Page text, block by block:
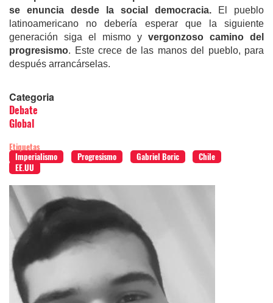
se enuncia desde la social democracia. El pueblo
latinoamericano no debería esperar que la siguiente
generación siga el mismo y vergonzoso camino del
progresismo. Este crece de las manos del pueblo, para
después arrancárselas.
Categoria
Debate
Global
Etiquetas
Imperialismo
Progresismo Gabriel Boric
Chile
EE.UU